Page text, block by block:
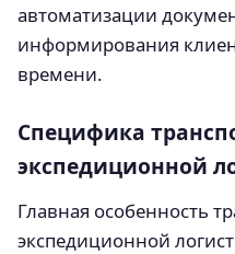
автоматизации
информирования
времени.
Специфика
экспедиционной
Главная особенность
экспедиционной